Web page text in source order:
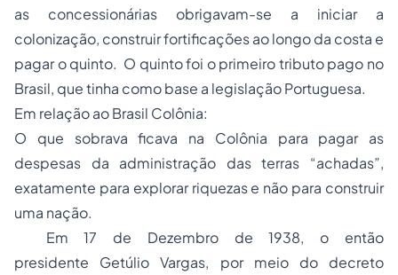
as concessionárias obrigavam-se a iniciar a
colonização, construir fortificações ao longo da costa e
pagar o quinto. O quinto foi o primeiro tributo pago no
Brasil, que tinha como base a legislação Portuguesa.
Em relação ao Brasil Colônia:
O que sobrava ficava na Colônia para pagar as
despesas da administração das terras “achadas”,
exatamente para explorar riquezas e não para construir
uma nação.
Em 17 de Dezembro de 1938, o então
presidente Getúlio Vargas, por meio do decreto